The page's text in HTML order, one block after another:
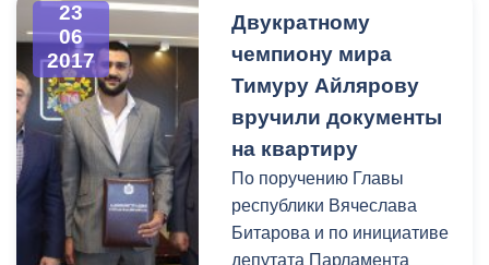
РСО-Алания, администрации
местного самоуправления,
Префектур, религиозных
конфессий, общественных
организаций.
23
06
2017
Двукратному
чемпиону мира
Тимуру Айлярову
вручили документы
на квартиру
По поручению Главы
республики Вячеслава
Битарова и по инициативе
депутата Парламента